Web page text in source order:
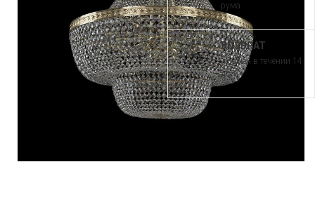
рума
ВОЗВРАТ
и обмен в течении 14
дней